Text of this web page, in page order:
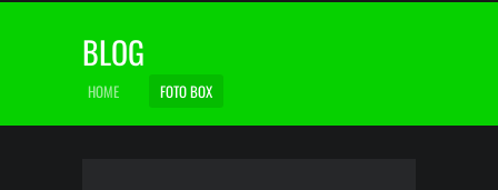
BLOG
HOME FOTO BOX